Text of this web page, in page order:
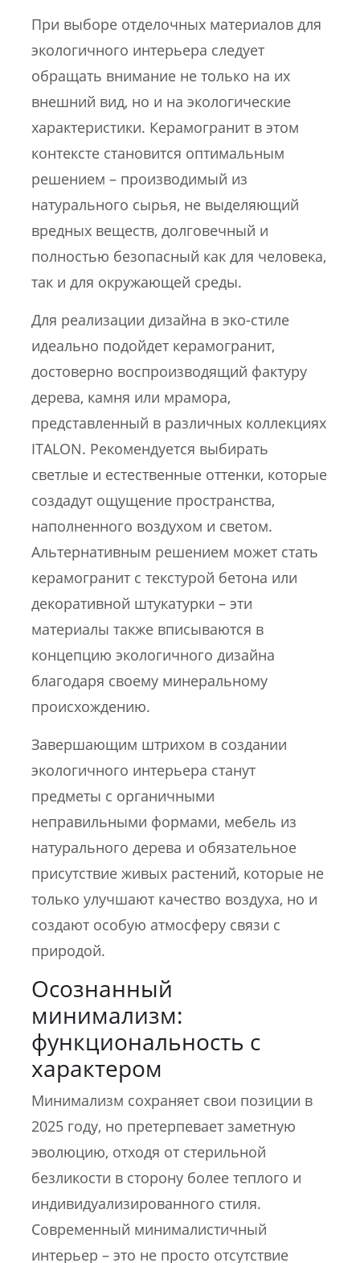
При выборе отделочных материалов для
экологичного интерьера следует
обращать внимание не только на их
внешний вид, но и на экологические
характеристики. Керамогранит в этом
контексте становится оптимальным
решением – производимый из
натурального сырья, не выделяющий
вредных веществ, долговечный и
полностью безопасный как для человека,
так и для окружающей среды.
Для реализации дизайна в эко-стиле
идеально подойдет керамогранит,
достоверно воспроизводящий фактуру
дерева, камня или мрамора,
представленный в различных коллекциях
ITALON. Рекомендуется выбирать
светлые и естественные оттенки, которые
создадут ощущение пространства,
наполненного воздухом и светом.
Альтернативным решением может стать
керамогранит с текстурой бетона или
декоративной штукатурки – эти
материалы также вписываются в
концепцию экологичного дизайна
благодаря своему минеральному
происхождению.
Завершающим штрихом в создании
экологичного интерьера станут
предметы с органичными
неправильными формами, мебель из
натурального дерева и обязательное
присутствие живых растений, которые не
только улучшают качество воздуха, но и
создают особую атмосферу связи с
природой.
Осознанный
минимализм:
функциональность с
характером
Минимализм сохраняет свои позиции в
2025 году, но претерпевает заметную
эволюцию, отходя от стерильной
безликости в сторону более теплого и
индивидуализированного стиля.
Современный минималистичный
интерьер – это не просто отсутствие